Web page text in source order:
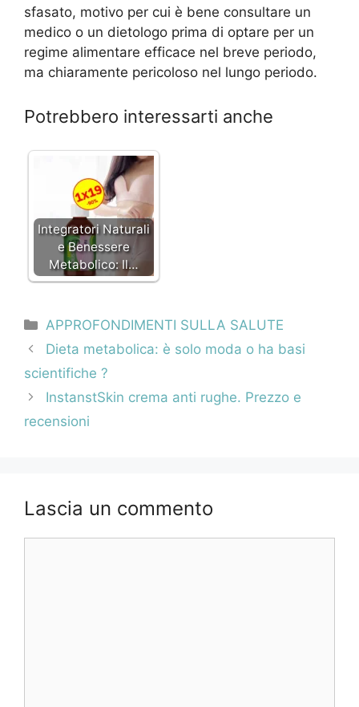
sfasato, motivo per cui è bene consultare un
medico o un dietologo prima di optare per un
regime alimentare efficace nel breve periodo,
ma chiaramente pericoloso nel lungo periodo.
Potrebbero interessarti anche
Integratori Naturali
e Benessere
Metabolico: Il…
Categorie
APPROFONDIMENTI SULLA SALUTE
Navigazione
articolo
Dieta metabolica: è solo moda o ha basi
scientifiche ?
InstanstSkin crema anti rughe. Prezzo e
recensioni
Lascia un commento